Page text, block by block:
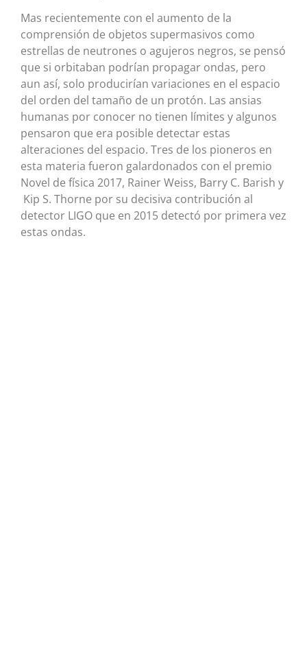
Mas recientemente con el aumento de la
comprensión de objetos supermasivos como
estrellas de neutrones o agujeros negros, se pensó
que si orbitaban podrían propagar ondas, pero
aun así, solo producirían variaciones en el espacio
del orden del tamaño de un protón. Las ansias
humanas por conocer no tienen límites y algunos
pensaron que era posible detectar estas
alteraciones del espacio. Tres de los pioneros en
esta materia fueron galardonados con el premio
Novel de física 2017, Rainer Weiss, Barry C. Barish y
Kip S. Thorne por su decisiva contribución al
detector LIGO que en 2015 detectó por primera vez
estas ondas.